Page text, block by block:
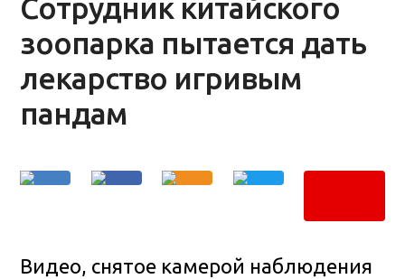
Сотрудник китайского
зоопарка пытается дать
лекарство игривым
пандам
Видео, снятое камерой наблюдения